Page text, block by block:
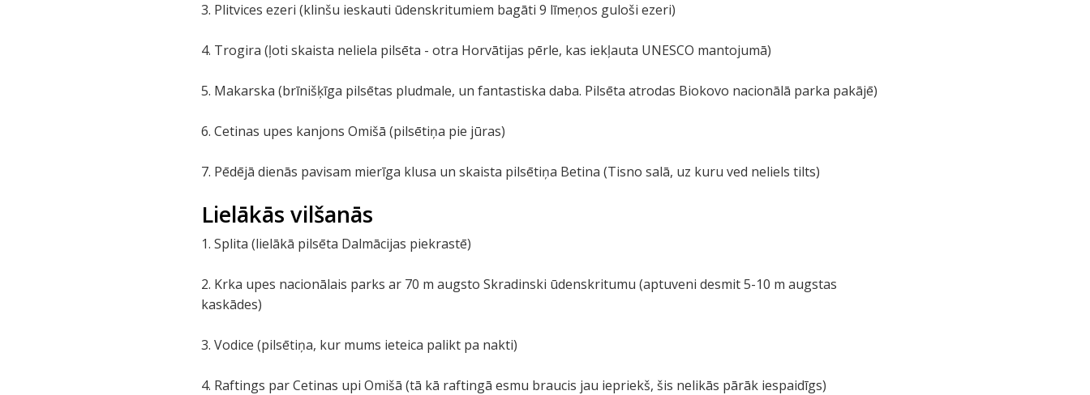
3. Plitvices ezeri (klinšu ieskauti ūdenskritumiem bagāti 9 līmeņos guloši ezeri)
4. Trogira (ļoti skaista neliela pilsēta - otra Horvātijas pērle, kas iekļauta UNESCO mantojumā)
5. Makarska (brīnišķīga pilsētas pludmale, un fantastiska daba. Pilsēta atrodas Biokovo nacionālā parka pakājē)
6. Cetinas upes kanjons Omišā (pilsētiņa pie jūras)
7. Pēdējā dienās pavisam mierīga klusa un skaista pilsētiņa Betina (Tisno salā, uz kuru ved neliels tilts)
Lielākās vilšanās
1. Splita (lielākā pilsēta Dalmācijas piekrastē)
2. Krka upes nacionālais parks ar 70 m augsto Skradinski ūdenskritumu (aptuveni desmit 5-10 m augstas
kaskādes)
3. Vodice (pilsētiņa, kur mums ieteica palikt pa nakti)
4. Raftings par Cetinas upi Omišā (tā kā raftingā esmu braucis jau iepriekš, šis nelikās pārāk iespaidīgs)